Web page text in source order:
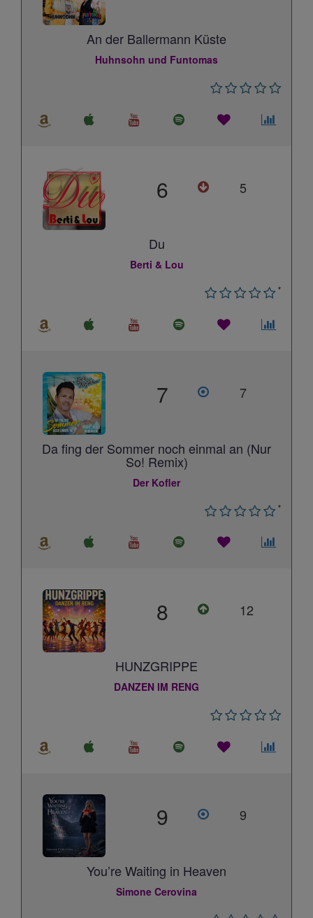
An der Ballermann Küste
Huhnsohn und Funtomas
6 5
Du
Berti & Lou
*
7 7
Da fing der Sommer noch einmal an (Nur
So! Remix)
Der Kofler
*
8 12
HUNZGRIPPE
DANZEN IM RENG
9 9
You’re Waiting in Heaven
Simone Cerovina